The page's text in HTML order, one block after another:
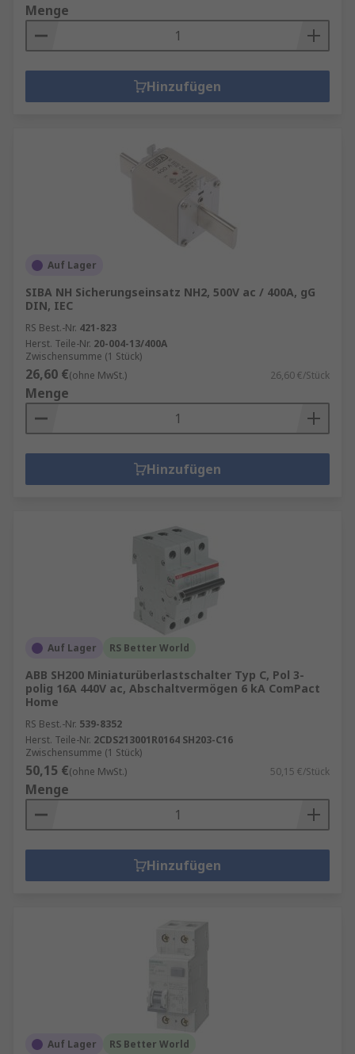
Menge
Hinzufügen
Auf Lager
SIBA NH Sicherungseinsatz NH2, 500V ac / 400A, gG
DIN, IEC
RS Best.-Nr. 421-823
Herst. Teile-Nr. 20-004-13/400A
Zwischensumme (1 Stück)
26,60 €(ohne MwSt.) 26,60 €/Stück
Menge
Hinzufügen
Auf Lager RS Better World
ABB SH200 Miniaturüberlastschalter Typ C, Pol 3-
polig 16A 440V ac, Abschaltvermögen 6 kA ComPact
Home
RS Best.-Nr. 539-8352
Herst. Teile-Nr. 2CDS213001R0164 SH203-C16
Zwischensumme (1 Stück)
50,15 €(ohne MwSt.) 50,15 €/Stück
Menge
Hinzufügen
Auf Lager RS Better World